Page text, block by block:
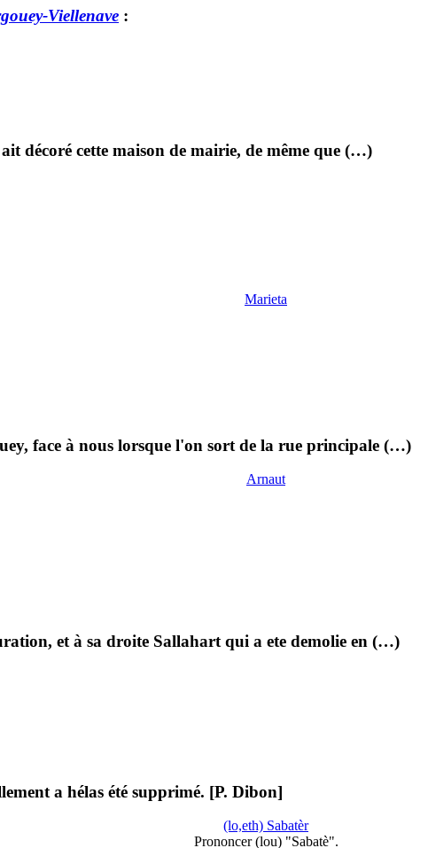
Viellenave :
décoré cette maison de mairie, de même que (…)
Marieta
face à nous lorsque l'on sort de la rue principale (…)
Arnaut
et à sa droite Sallahart qui a ete demolie en (…)
a hélas été supprimé. [P. Dibon]
(lo,eth) Sabatèr
Prononcer (lou) "Sabatè".